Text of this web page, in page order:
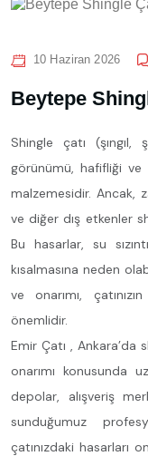
10 Haziran 2026
Beytepe
Shingle çatı
görünümü, hafifliği ve
malzemesidir. Ancak,
ve diğer dış etkenler
Bu hasarlar, su
kısalmasına neden
ve onarımı,
önemlidir.
Emir Çatı , Ankara’da
onarımı konusunda
depolar, alışveriş
sunduğumuz
çatınızdaki hasarları